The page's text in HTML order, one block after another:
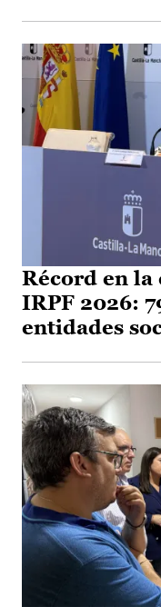
Récord en la
IRPF 2026:
entidades